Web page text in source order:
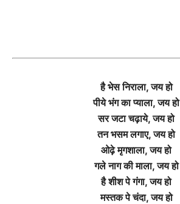
है भेस निराला, जय हो
पीये भंग का प्याला, जय हो
सर जटा चढ़ाये, जय हो
तन भसम लगाए, जय हो
ओढ़े मृगशाला, जय हो
गले नाग की माला, जय हो
है शीश पे गंगा, जय हो
मस्तक पे चंदा, जय हो